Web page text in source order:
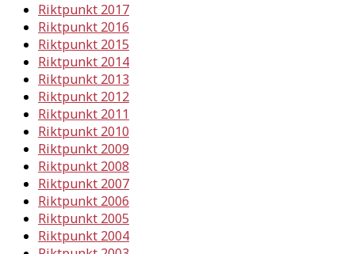
Riktpunkt 2017
Riktpunkt 2016
Riktpunkt 2015
Riktpunkt 2014
Riktpunkt 2013
Riktpunkt 2012
Riktpunkt 2011
Riktpunkt 2010
Riktpunkt 2009
Riktpunkt 2008
Riktpunkt 2007
Riktpunkt 2006
Riktpunkt 2005
Riktpunkt 2004